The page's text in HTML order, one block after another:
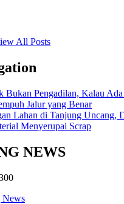
All Posts
Bukan Pengadilan, Kalau Ada
Jalur yang Benar
Lahan di Tanjung Uncang,
Menyerupai Scrap
NEWS
News